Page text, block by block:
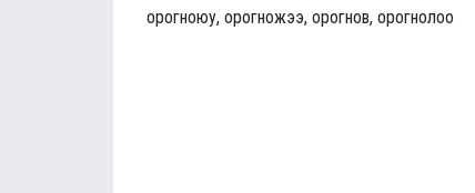
орогноюу, орогножээ, орогнов, орогнолоо